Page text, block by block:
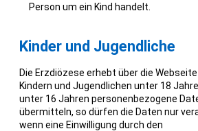
Person um ein Kind handelt.
Kinder und Jugendliche
Die Erzdiözese erhebt über die
Kindern und Jugendlichen unter 18
unter 16 Jahren personenbezogene
übermitteln, so dürfen die Daten nur
wenn eine Einwilligung durch den